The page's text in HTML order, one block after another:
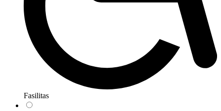
Fasilitas